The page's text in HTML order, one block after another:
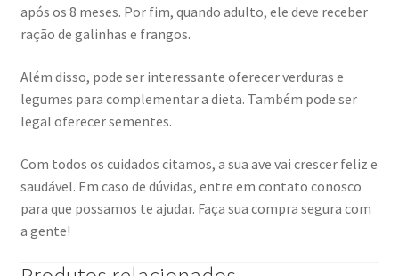
após os 8 meses. Por fim, quando adulto, ele deve receber
ração de galinhas e frangos.
Além disso, pode ser interessante oferecer verduras e
legumes para complementar a dieta. Também pode ser
legal oferecer sementes.
Com todos os cuidados citamos, a sua ave vai crescer feliz e
saudável. Em caso de dúvidas, entre em contato conosco
para que possamos te ajudar. Faça sua compra segura com
a gente!